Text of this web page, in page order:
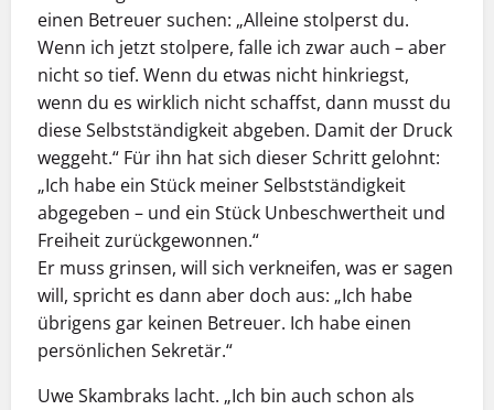
einen Betreuer suchen: „Alleine stolperst du.
Wenn ich jetzt stolpere, falle ich zwar auch – aber
nicht so tief. Wenn du etwas nicht hinkriegst,
wenn du es wirklich nicht schaffst, dann musst du
diese Selbstständigkeit abgeben. Damit der Druck
weggeht.“ Für ihn hat sich dieser Schritt gelohnt:
„Ich habe ein Stück meiner Selbstständigkeit
abgegeben – und ein Stück Unbeschwertheit und
Freiheit zurückgewonnen.“
Er muss grinsen, will sich verkneifen, was er sagen
will, spricht es dann aber doch aus: „Ich habe
übrigens gar keinen Betreuer. Ich habe einen
persönlichen Sekretär.“
Uwe Skambraks lacht. „Ich bin auch schon als